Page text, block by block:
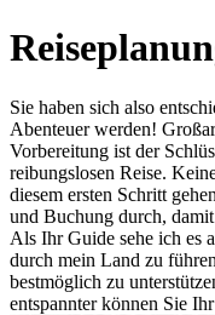
Sie haben sich also
Abenteuer werden!
Vorbereitung ist der
reibungslosen Reise.
diesem ersten Schritt
und Buchung durch,
Als Ihr Guide sehe ich es
durch mein Land zu
bestmöglich zu
entspannter können Sie